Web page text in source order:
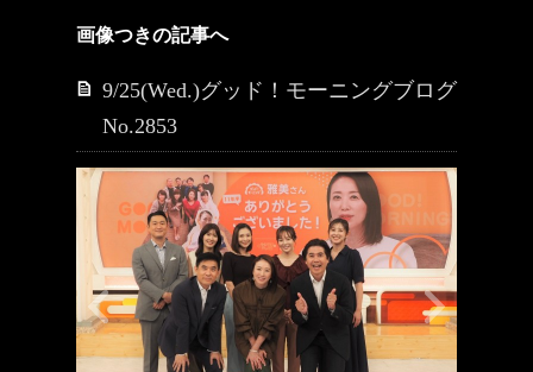
画像つきの記事へ
9/25(Wed.)グッド！モーニングブログ
No.2853